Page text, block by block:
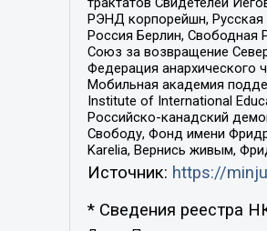
РЭНД корпорейшн, Русская
Россия Берлин, Свободная
Союз за возвращение
Федерация анархического
Мобильная академия
Institute of International
Российско-канадский
Свободу, Фонд имени
Karelia, Вернись живым,
Источник: https://
* Сведения реестра